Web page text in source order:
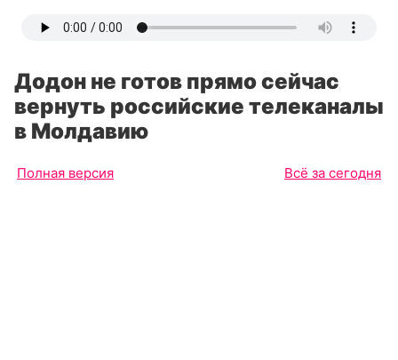
Додон не готов прямо сейчас
вернуть российские телеканалы
в Молдавию
Полная версия Всё за сегодня